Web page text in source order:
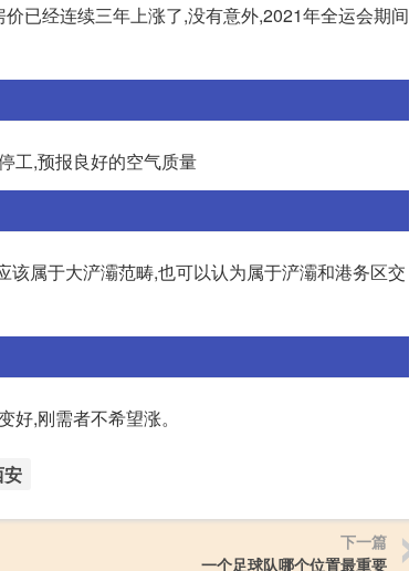
已经连续三年上涨了,没有意外,2021年全运会期间
工,预报良好的空气质量
属于大浐灞范畴,也可以认为属于浐灞和港务区交
,刚需者不希望涨。
安
下一篇
一个足球队哪个位置最重要